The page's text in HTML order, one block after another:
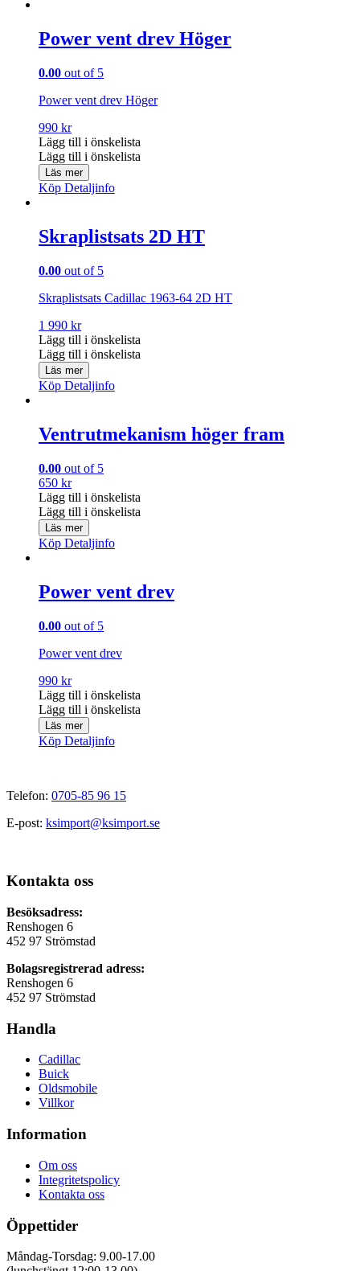
Power vent drev Höger
0.00 out of 5
Power vent drev Höger
990 kr
Lägg till i önskelista
Lägg till i önskelista
Läs mer
Köp Detaljinfo
Skraplistsats 2D HT
0.00 out of 5
Skraplistsats Cadillac 1963-64 2D HT
1 990 kr
Lägg till i önskelista
Lägg till i önskelista
Läs mer
Köp Detaljinfo
Ventrutmekanism höger fram
0.00 out of 5
650 kr
Lägg till i önskelista
Lägg till i önskelista
Läs mer
Köp Detaljinfo
Power vent drev
0.00 out of 5
Power vent drev
990 kr
Lägg till i önskelista
Lägg till i önskelista
Läs mer
Köp Detaljinfo
Telefon: 0705-85 96 15
E-post: ksimport@ksimport.se
Kontakta oss
Besöksadress:
Renshogen 6
452 97 Strömstad
Bolagsregistrerad adress:
Renshogen 6
452 97 Strömstad
Handla
Cadillac
Buick
Oldsmobile
Villkor
Information
Om oss
Integritetspolicy
Kontakta oss
Öppettider
Måndag-Torsdag: 9.00-17.00